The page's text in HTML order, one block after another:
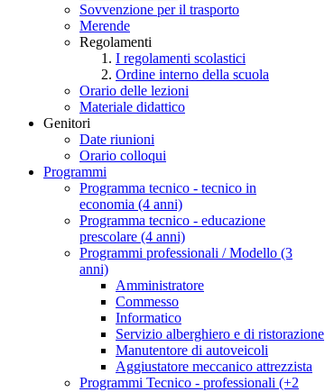
Sovvenzione per il trasporto
Merende
Regolamenti
I regolamenti scolastici
Ordine interno della scuola
Orario delle lezioni
Materiale didattico
Genitori
Date riunioni
Orario colloqui
Programmi
Programma tecnico - tecnico in
economia (4 anni)
Programma tecnico - educazione
prescolare (4 anni)
Programmi professionali / Modello (3
anni)
Amministratore
Commesso
Informatico
Servizio alberghiero e di ristorazione
Manutentore di autoveicoli
Aggiustatore meccanico attrezzista
Programmi Tecnico - professionali (+2